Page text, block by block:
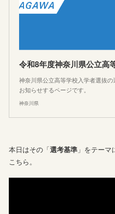
神奈川県公立高等学校入学者選抜
お知らせするページです。
神奈川県
本日はその「選考基準 」をテー
こちら。